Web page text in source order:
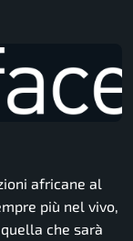
africane al
più nel vivo,
che sarà